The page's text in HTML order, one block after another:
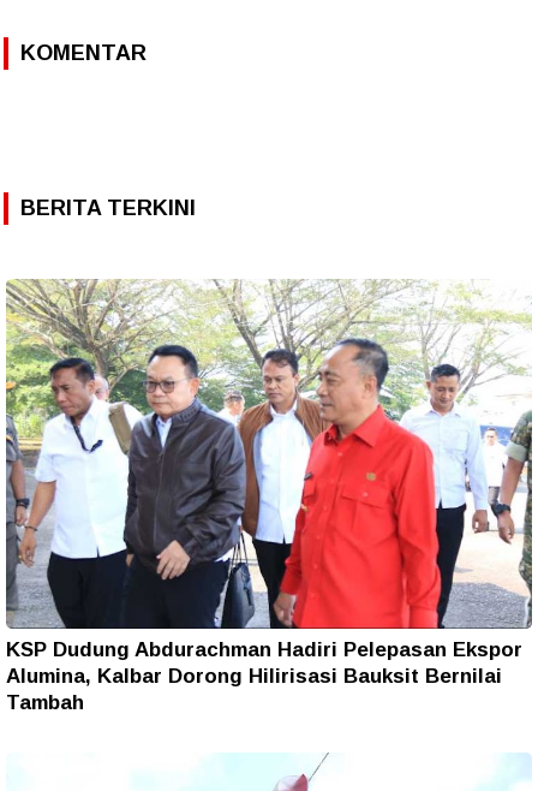
KOMENTAR
BERITA TERKINI
KSP Dudung Abdurachman Hadiri Pelepasan Ekspor
Alumina, Kalbar Dorong Hilirisasi Bauksit Bernilai
Tambah